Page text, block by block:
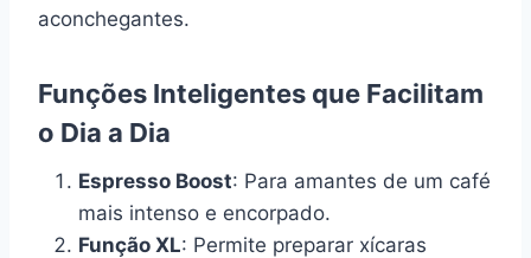
aconchegantes.
Funções Inteligentes que Facilitam
o Dia a Dia
Espresso Boost: Para amantes de um café
mais intenso e encorpado.
Função XL: Permite preparar xícaras